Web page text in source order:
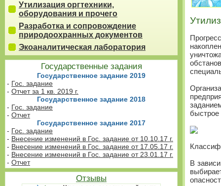
Утилизация оргтехники,
оборудования и прочего
Разработка и сопровождение
природоохранных документов
Экоаналитическая лаборатория
Государственные задания
Государственное задание 2019
- Гос. задание
- Отчет за 1 кв. 2019 г.
Государственное задание 2018
- Гос. задание
- Отчет
Государственное задание 2017
- Гос. задание
- Внесение изменений в Гос. задание от 10.10.17 г.
- Внесение изменений в Гос. задание от 17.05.17 г.
- Внесение изменений в Гос. задание от 23.01.17 г.
- Отчет
Отзывы
быстрое
В